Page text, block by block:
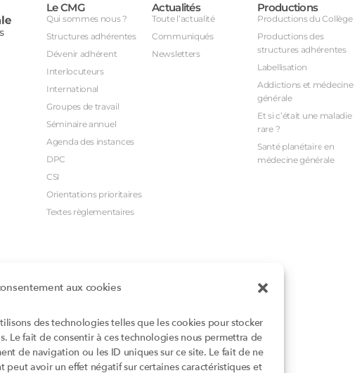
aux cookies
des technologies telles que les cookies pour stocker
Le fait de consentir à ces technologies nous permettra de
de navigation ou les ID uniques sur ce site. Le fait de ne
peut avoir un effet négatif sur certaines caractéristiques et
Le CMG
Qui sommes nous ?
Structures adhérentes
Dévenir adhérent
Interlocuteurs
International
Groupes de travail
Séminaire annuel
Agenda des instances
DPC
CSI
Orientations prioritaires
Textes règlementaires
Actualités
Toute l’actualité
Communiqués
Newsletters
Productions
Productions du Collège
Productions des
structures adhérentes
Labellisation
Addictions et médecine
générale
Et si c’était une maladie
rare ?
Santé planétaire en
médecine générale